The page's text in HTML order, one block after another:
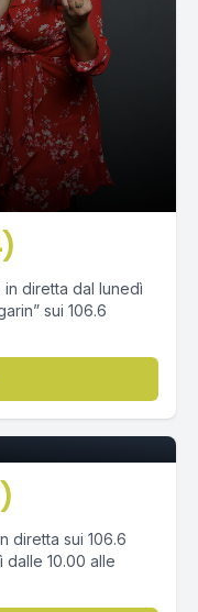
diretta dal lunedì
sui 106.6
diretta sui 106.6
dalle 10.00 alle